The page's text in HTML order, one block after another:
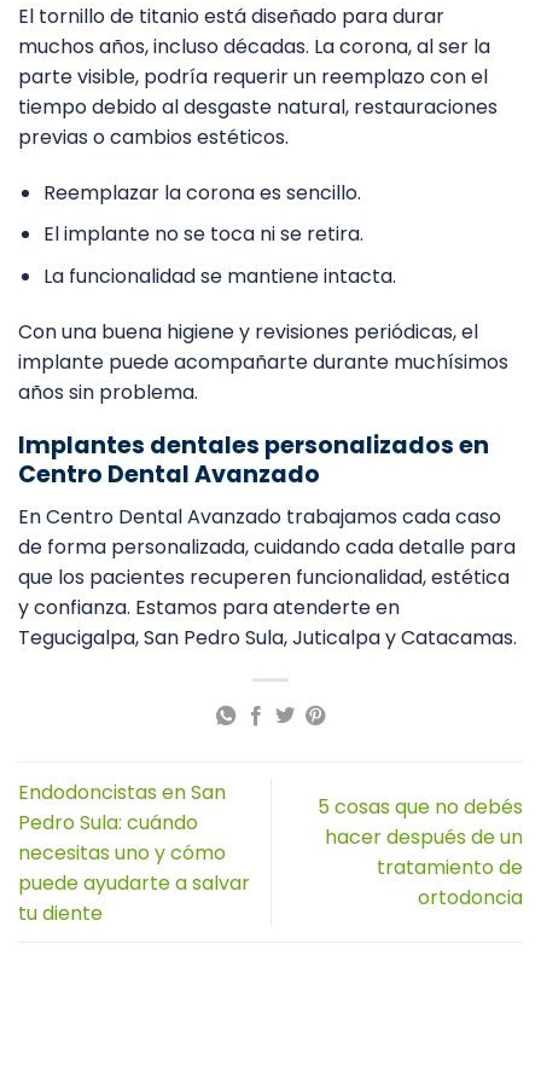
El tornillo de titanio está diseñado para durar
muchos años, incluso décadas. La corona, al ser la
parte visible, podría requerir un reemplazo con el
tiempo debido al desgaste natural, restauraciones
previas o cambios estéticos.
Reemplazar la corona es sencillo.
El implante no se toca ni se retira.
La funcionalidad se mantiene intacta.
Con una buena higiene y revisiones periódicas, el
implante puede acompañarte durante muchísimos
años sin problema.
Implantes dentales personalizados en
Centro Dental Avanzado
En Centro Dental Avanzado trabajamos cada caso
de forma personalizada, cuidando cada detalle para
que los pacientes recuperen funcionalidad, estética
y confianza. Estamos para atenderte en
Tegucigalpa, San Pedro Sula, Juticalpa y Catacamas.
Endodoncistas en San
Pedro Sula: cuándo
necesitas uno y cómo
puede ayudarte a salvar
tu diente
5 cosas que no debés
hacer después de un
tratamiento de
ortodoncia